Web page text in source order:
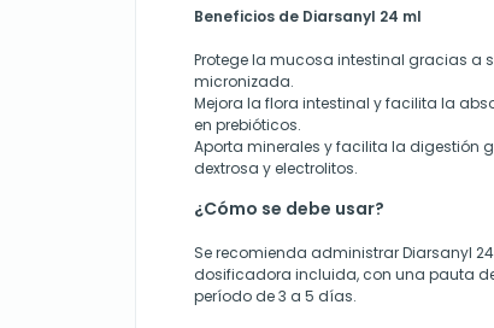
Beneficios de Diarsanyl 24 ml
Protege la mucosa intestinal gracias a
micronizada.
Mejora la flora intestinal y facilita la
en prebióticos.
Aporta minerales y facilita la digestión
dextrosa y electrolitos.
¿Cómo se debe usar?
Se recomienda administrar Diarsanyl
dosificadora incluida, con una pauta
período de 3 a 5 días.